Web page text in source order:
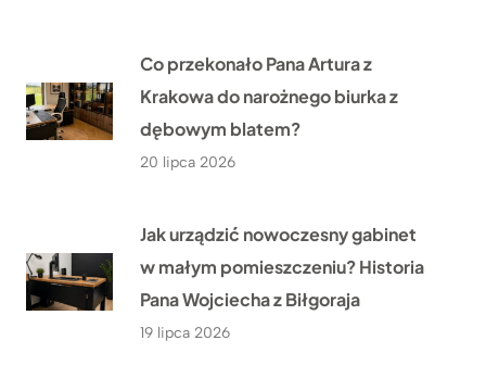
Co przekonało Pana Artura z
Krakowa do narożnego biurka z
dębowym blatem?
20 lipca 2026
Jak urządzić nowoczesny gabinet
w małym pomieszczeniu? Historia
Pana Wojciecha z Biłgoraja
19 lipca 2026